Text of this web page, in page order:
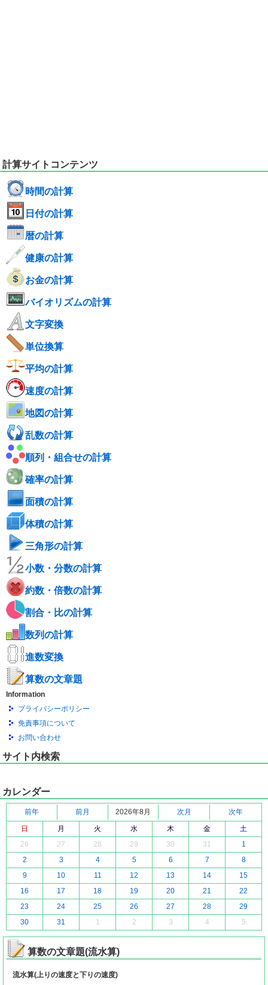
計算サイトコンテンツ
時間の計算
日付の計算
暦の計算
健康の計算
お金の計算
バイオリズムの計算
文字変換
単位換算
平均の計算
速度の計算
地図の計算
乱数の計算
順列・組合せの計算
確率の計算
面積の計算
体積の計算
三角形の計算
小数・分数の計算
約数・倍数の計算
割合・比の計算
数列の計算
進数変換
算数の文章題
Information
プライバシーポリシー
免責事項について
お問い合わせ
サイト内検索
カレンダー
前年 前月 2026年8月 次月
次年
日
月 火 水 木 金
土
26
27 28 29 30 31
1
2
3 4 5 6 7
8
9
10 11 12 13 14
15
16
17 18 19 20 21
22
23
24 25 26 27 28
29
30
31 1 2 3 4 5
算数の文章題(流水算)
流水算(上りの速度と下りの速度)